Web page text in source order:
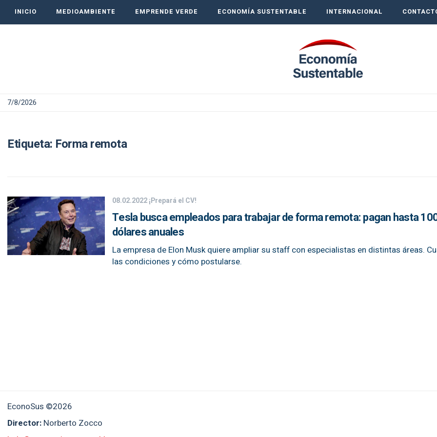
INICIO MEDIOAMBIENTE EMPRENDE VERDE ECONOMÍA SUSTENTABLE INTERNACIONAL
7/8/2026
Etiqueta: Forma remota
08.02.2022¡Prepará el CV!
Tesla busca empleados para trabajar de forma remota: pagan hasta
dólares anuales
La empresa de Elon Musk quiere ampliar su staff con especialistas en distintas áreas.
las condiciones y cómo postularse.
EconoSus ©2026
Director: Norberto Zocco